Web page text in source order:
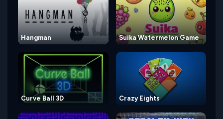
Hangman Suika Watermelon Game
Curve Ball 3D Crazy Eights